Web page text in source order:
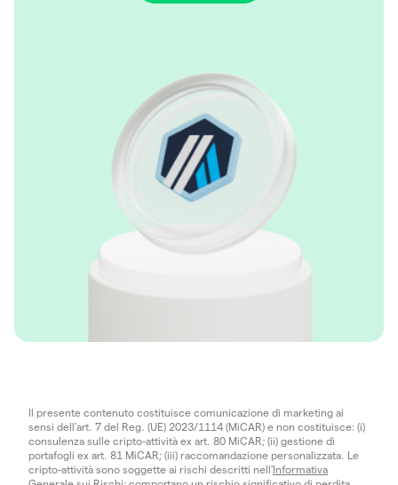
Il presente contenuto costituisce comunicazione di marketing ai
sensi dell'art. 7 del Reg. (UE) 2023/1114 (MiCAR) e non costituisce: (i)
consulenza sulle cripto-attività ex art. 80 MiCAR; (ii) gestione di
portafogli ex art. 81 MiCAR; (iii) raccomandazione personalizzata. Le
cripto-attività sono soggette ai rischi descritti nell'Informativa